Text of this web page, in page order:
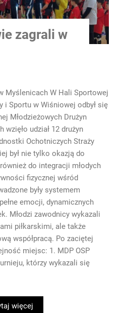
zagrali w
Myślenicach W Hali Sportowej
i Sportu w Wiśniowej odbył się
Młodzieżowych Drużyn
wzięło udział 12 drużyn
Ochotniczych Straży
był nie tylko okazją do
do integracji młodych
fizycznej wśród
były systemem
emocji, dynamicznych
Młodzi zawodnicy wykazali
piłkarskimi, ale także
współpracą. Po zaciętej
miejsc: 1. MDP OSP
którzy wykazali się
więcej